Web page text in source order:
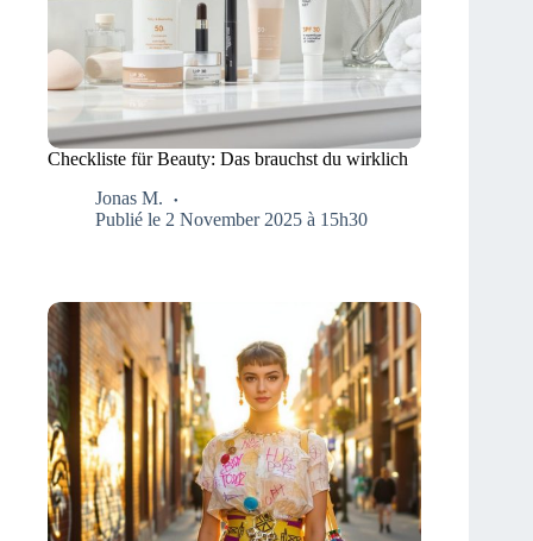
Checkliste für Beauty: Das brauchst du wirklich
Jonas M.
Publié le 2 November 2025 à 15h30